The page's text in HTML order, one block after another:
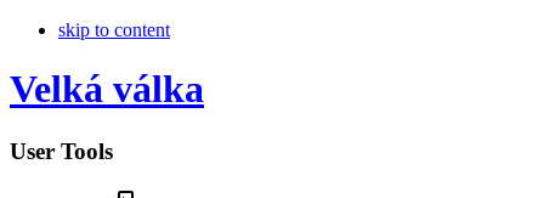
skip to content
Velká válka
User Tools